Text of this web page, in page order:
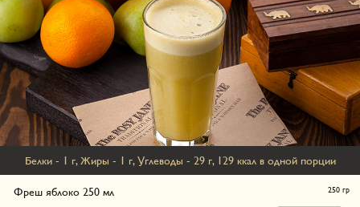
Белки - 1 г, Жиры - 1 г, Углеводы - 29 г, 129 ккал в одной порции
Фреш яблоко 250 мл 250 гр